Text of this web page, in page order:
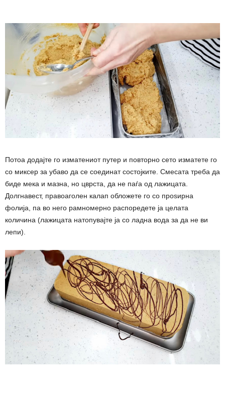
Потоа додајте го изматениот путер и повторно сето изматете го
со миксер за убаво да се соединат состојките. Смесата треба да
биде мека и мазна, но цврста, да не паѓа од лажицата.
Долгнавест, правоаголен калап обложете го со проѕирна
фолија, па во него рамномерно распоредете ја целата
количина (лажицата натопувајте ја со ладна вода за да не ви
лепи).